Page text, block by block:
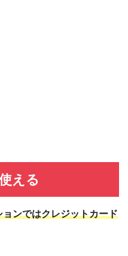
える
ンではクレジットカード